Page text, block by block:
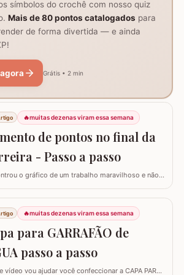
símbolos do crochê com nosso quiz
Mais de 80 pontos catalogados para
de forma divertida — e ainda
Grátis • 2 min
🔥muitas dezenas viram essa semana
de pontos no final da
- Passo a passo
o gráfico de um trabalho maravilhoso e não
de forma simples como interpretar o gráfico,
a quantidade de correntes para iniciar um
e aumentar a quantidade de pontos no início ou
da carreira. (Link para…
🔥muitas dezenas viram essa semana
para GARRAFÃO de
passo a passo
vídeo vou ajudar você confeccionar a CAPA PARA